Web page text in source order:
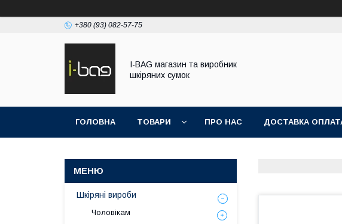
+380 (93) 082-57-75
I-BAG магазин та виробник
шкіряних сумок
ГОЛОВНА ТОВАРИ ПРО НАС ДОСТАВКА
Шкіряні вироби
Чоловікам